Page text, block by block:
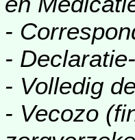
-
-
- Volledig
- Vecozo